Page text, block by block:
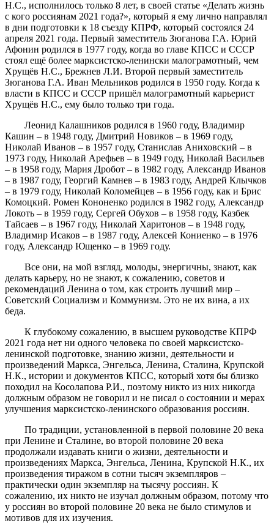
Н.С., исполнилось только 8 лет, в своей статье «Делать жизнь
с кого россиянам 2021 года?», который я ему лично направлял
в дни подготовки к 18 съезду КПРФ, который состоялся 24
апреля 2021 года. Первый заместитель Зюганова Г.А. Юрий
Афонин родился в 1977 году, когда во главе КПСС и СССР
стоял ещё более марксистско-ленински малограмотный, чем
Хрущёв Н.С., Брежнев Л.И. Второй первый заместитель
Зюганова Г.А. Иван Мельников родился в 1950 году. Когда к
власти в КПСС и СССР пришёл малограмотный карьерист
Хрущёв Н.С., ему было только три года.
Леонид Калашников родился в 1960 году, Владимир
Кашин – в 1948 году, Дмитрий Новиков – в 1969 году,
Николай Иванов – в 1957 году, Станислав Аниховский – в
1973 году, Николай Арефьев – в 1949 году, Николай Васильев
– в 1958 году, Мария Дробот – в 1982 году, Александр Иванов
– в 1987 году, Георгий Камнев – в 1983 году, Андрей Клычков
– в 1979 году, Николай Коломейцев – в 1956 году, как и Брис
Комоцкий. Ромен Кононенко родился в 1982 году, Александр
Локоть – в 1959 году, Сергей Обухов – в 1958 году, Казбек
Тайсаев – в 1967 году, Николай Харитонов – в 1948 году,
Владимир Исаков – в 1987 году, Алексей Кониенко – в 1976
году, Александр Ющенко – в 1969 году.
Все они, на мой взгляд, молоды, энергичны, знают, как
делать карьеру, но не знают, к сожалению, советов и
рекомендаций Ленина о том, как строить лучший мир –
Советский Социализм и Коммунизм. Это не их вина, а их
беда.
К глубокому сожалению, в высшем руководстве КПРФ
2021 года нет ни одного человека по своей марксистско-
ленинской подготовке, знанию жизни, деятельности и
произведений Маркса, Энгельса, Ленина, Сталина, Крупской
Н.К., истории и документов КПСС, который хотя бы близко
походил на Косолапова Р.И., поэтому никто из них никогда
должным образом не говорил и не писал о состоянии и мерах
улучшения марксистско-ленинского образования россиян.
По традиции, установленной в первой половине 20 века
при Ленине и Сталине, во второй половине 20 века
продолжали издавать книги о жизни, деятельности и
произведениях Маркса, Энгельса, Ленина, Крупской Н.К., их
произведения тиражом в сотни тысяч экземпляров –
практически один экземпляр на тысячу россиян. К
сожалению, их никто не изучал должным образом, потому что
у россиян во второй половине 20 века не было стимулов и
мотивов для их изучения.